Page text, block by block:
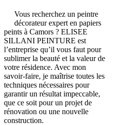
Vous recherchez un peintre
décorateur expert en papiers
peints à Camors ? ELISEE
SILLANI PEINTURE est
l’entreprise qu’il vous faut pour
sublimer la beauté et la valeur de
votre résidence. Avec mon
savoir-faire, je maîtrise toutes les
techniques nécessaires pour
garantir un résultat impeccable,
que ce soit pour un projet de
rénovation ou une nouvelle
construction.